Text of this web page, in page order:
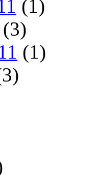
(1)
(3)
(1)